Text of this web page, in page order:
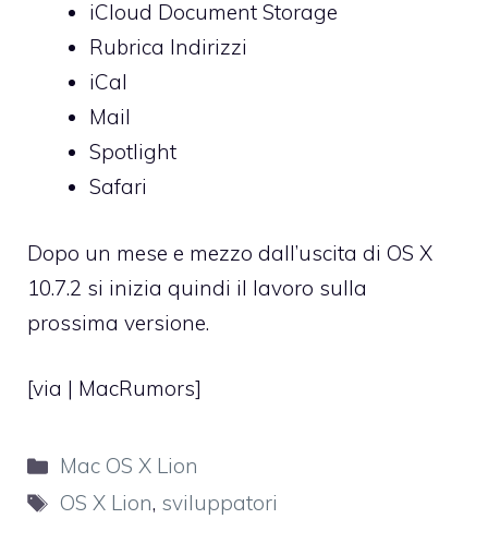
iCloud Document Storage
Rubrica Indirizzi
iCal
Mail
Spotlight
Safari
Dopo un mese e mezzo dall’uscita di OS X
10.7.2 si inizia quindi il lavoro sulla
prossima versione.
[via | MacRumors]
Categorie
Mac OS X Lion
Tag
OS X Lion, sviluppatori